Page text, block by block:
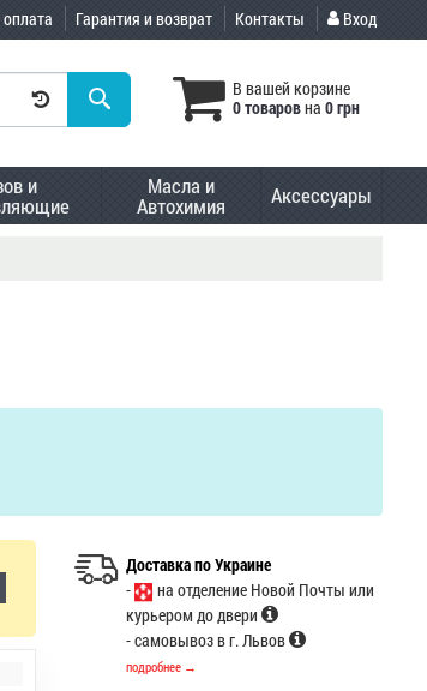
Гарантия и возврат Контакты Вход
В вашей корзине
0 товаровна 0 грн
и Масла и
Автохимия Аксессуары
Доставка по Украине
-
на отделение Новой Почты или
курьером до двери
- самовывоз в г. Львов
подробнее →